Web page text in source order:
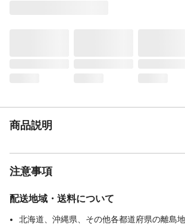
商品説明
注意事項
配送地域・送料について
北海道、沖縄県、その他各都道府県の離島